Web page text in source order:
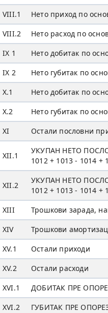
VIII.1
Нето приход по
VIII.2
Нето расход по
IX 1
Нето добитак по
IX 2
Нето губитак по
X.1
Нето добитак по
X.2
Нето губитак по
XI
Остали пословни
XII.1
УКУПАН НЕТО
1012 + 1013 - 1014 +
XII.2
УКУПAН НЕТО
1012 + 1013 - 1014 +
XIII Трошкови зарада,
XIV
Трошкови
XV.1
Остали приходи
XV.2
Остали расходи
XVI.1
ДОБИТАК ПРЕ
XVI.2
ГУБИТАК ПРЕ